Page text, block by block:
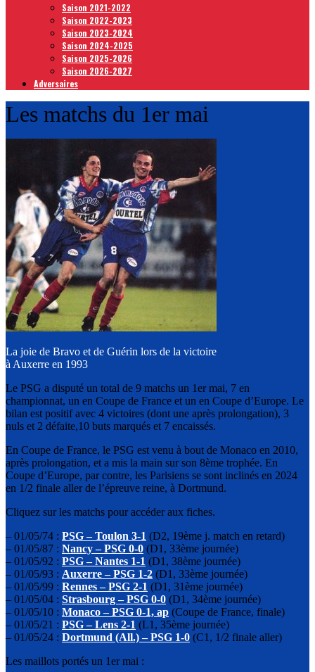
Saison 2021-2022
Saison 2022-2023
Saison 2023-2024
Saison 2024-2025
Saison 2025-2026
Saison 2026-2027
Adversaires
Les matchs du 1er mai
La joie de Bravo et de Guérin lors de la victoire
à Auxerre en 1993
Le PSG a disputé un total de 9 matchs un 1er mai, 7 en
championnat, un en Coupe de France et un en Coupe d’Europe. Le
bilan est positif avec 4 victoires (dont une après prolongation), 3
nuls et 2 défaite,10 buts marqués et 7 encaissés.
En Coupe de France, le PSG est venu à bout de Monaco en 2010,
après prolongation, et a mis la main sur son 8ème trophée. En
Coupe d’Europe, par contre, les Parisiens se sont inclinés en 2024
en 1/2 finale aller de l’épreuve reine, à Dortmund.
Cliquez sur les matchs pour accéder aux fiches.
– 01/05/74 : PSG – Toulon 3-1 (D2, 19ème j. match en retard)
– 01/05/87 : Nancy – PSG 0-0 (D1, 33ème journée)
– 01/05/92 : PSG – Nantes 1-1 (D1, 38ème journée)
– 01/05/93 : Auxerre – PSG 1-2 (D1, 33ème journée)
– 01/05/99 : Rennes – PSG 2-1 (D1, 31ème journée)
– 01/05/04 : Strasbourg – PSG 0-0 (D1, 34ème journée)
– 01/05/10 : Monaco – PSG 0-1, ap (Coupe de France, finale)
– 01/05/21 : PSG – Lens 2-1 (L1, 35ème journée)
– 01/05/24 : Dortmund (All.) – PSG 1-0 (C1, 1/2 finale aller)
Les maillots portés un 1er mai :